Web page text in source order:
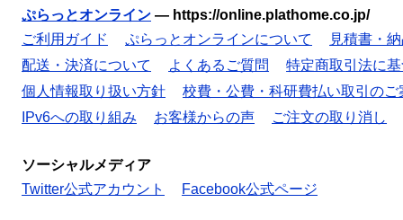
ぷらっとオンライン — https://online.plathome.co.jp/
ご利用ガイド
ぷらっとオンラインについて
見積書・
配送・決済について
よくあるご質問
特定商取引法に
個人情報取り扱い方針
校費・公費・科研費払い取引のご
IPv6への取り組み
お客様からの声 ご注文の取り消し
ソーシャルメディア
Twitter公式アカウント
Facebook公式ページ